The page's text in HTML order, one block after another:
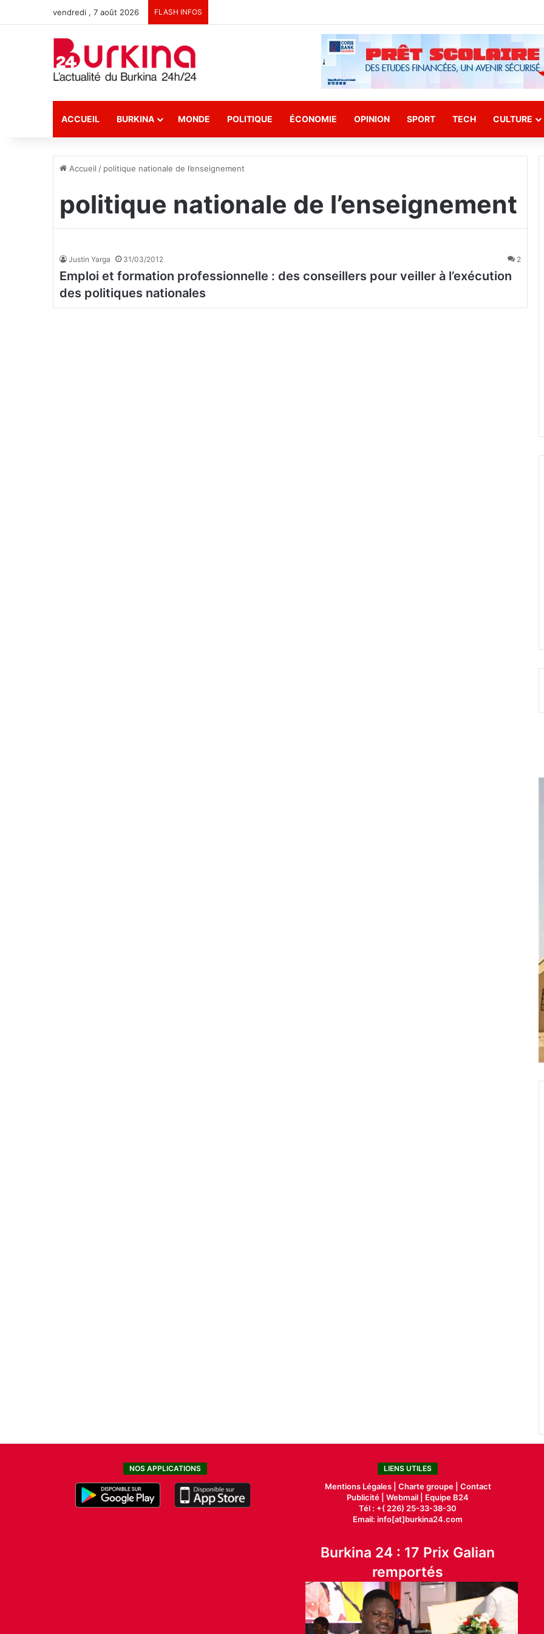
vendredi , 7 août 2026 FLASH INFOS
ACCUEIL BURKINA MONDE POLITIQUE ÉCONOMIE OPINION SPORT TECH CULTURE
Accueil / politique nationale de l’enseignement
politique nationale de l’enseignement
Justin Yarga 31/03/2012 2
Emploi et formation professionnelle : des conseillers pour veiller à l’exécution
des politiques nationales
NOS APPLICATIONS LIENS UTILES
Mentions Légales | Charte groupe | Contact
Publicité |Webmail |
Equipe B24
Tél : +( 226) 25-33-38-30
Email: info[at]burkina24.com
Burkina 24 : 17 Prix Galian
remportés